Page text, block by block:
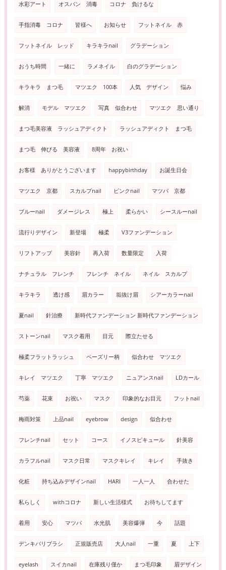
水彩アート オスバン 消毒 コロナ 負けるな
手指消毒 コロナ 皆様へ お知らせ フットネイル 赤
フットネイル レッド キラキラnail グラデーション
おうち時間 一緒に ラメネイル 白のグラデーション
キラキラ まつ毛 マツエク 100本 人気 デザイン 悩み
解消 モデル マツエク 写真 似合わせ マツエク 思い通り
まつ毛美容液 ラッシュアディクト ラッシュアディクト まつ毛
まつ毛 伸びる 美容液 8周年 お祝い
お客様 ありがとうございます happybirthday お誕生日会
マツエク 京都 スカルプnail ピンクnail マツパ 京都
ブルーnail ダメージレス 極上 柔らかい シースルーnail
流行りデザイン 新登場 極柔 V3ファンデーション
リフトアップ 美容針 再入荷 数量限定 入荷
ナチュラル フレンチ フレンチ ネイル ネイル スカルプ
キラキラ 透け感 眉カラー 垢抜け眉 シアーカラーnail
夏nail 針治療 新時代ファンデーション 新時代ファンデーション
ストーンnail マスク着用 目元 際立たせる
極柔フラットラッシュ ペーズリー柄 似合わせ マツエク
キレイ マツエク 丁寧 マツエク ニュアンスnail LDカール
芍薬 花束 お祝い マスク 印象的なお目元 フットnail
梅雨対策 上品nail eyebrow design 似合わせ
フレンチnail セット コース イノスピキュール 針美容
カラフルnail マスク日常 マスクキレイ キレイ 手抜き
化粧 持ち込みデザインnail HARI 一人一人 合わせた
私らしく withコロナ 新しい生活様式 お待ちしてます
着用 安心 マツパ 水光肌 美容爆弾 今 話題
デンキバリブラシ 正規販売店 大人nail 一重 夏 上下
eyelash スイカnail 在庫残り僅か まつ毛印象 眉デザイン